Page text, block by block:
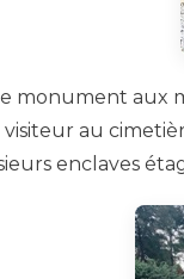
monument aux
au
enclaves